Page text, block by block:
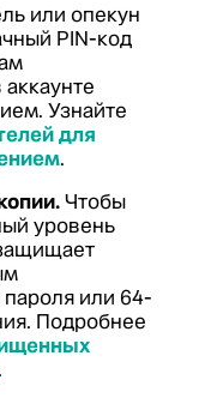
или опекун
PIN-код
Узнайте
для
.
Чтобы
уровень
или 64-
Подробнее
.